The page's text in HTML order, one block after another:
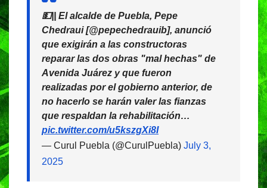
💵|| El alcalde de Puebla, Pepe
Chedraui [@pepechedrauib], anunció
que exigirán a las constructoras
reparar las dos obras "mal hechas" de
Avenida Juárez y que fueron
realizadas por el gobierno anterior, de
no hacerlo se harán valer las fianzas
que respaldan la rehabilitación…
pic.twitter.com/u5kszgXi8I
— Curul Puebla (@CurulPuebla) July 3,
2025